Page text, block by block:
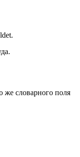
же словарного поля